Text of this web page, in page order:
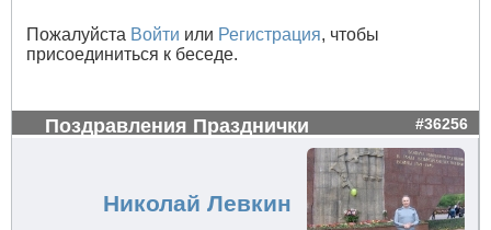
Пожалуйста Войти или Регистрация, чтобы
присоединиться к беседе.
Поздравления Празднички #36256
Николай Левкин